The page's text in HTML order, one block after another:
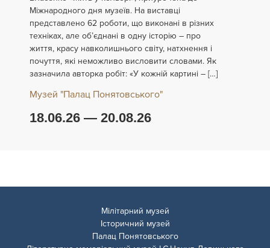
Міжнародного дня музеїв. На виставці
представлено 62 роботи, що виконані в різних
техніках, але об’єднані в одну історію – про
життя, красу навколишнього світу, натхнення і
почуття, які неможливо висловити словами. Як
зазначила авторка робіт: «У кожній картині – […]
Музей "Палац Понятовського"
18.06.26 — 20.08.26
Мілітарний музей
Історичний музей
Палац Понятовського